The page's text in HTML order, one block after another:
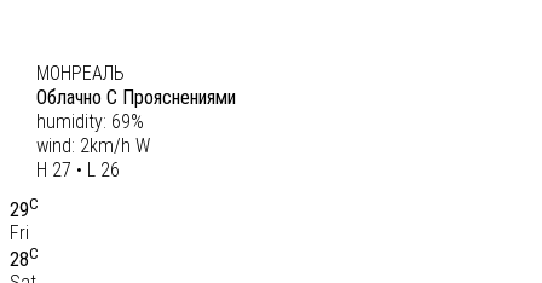
МОНРЕАЛЬ
Облачно С Прояснениями
humidity: 69%
wind: 2km/h W
H 27 • L 26
29C
Fri
28C